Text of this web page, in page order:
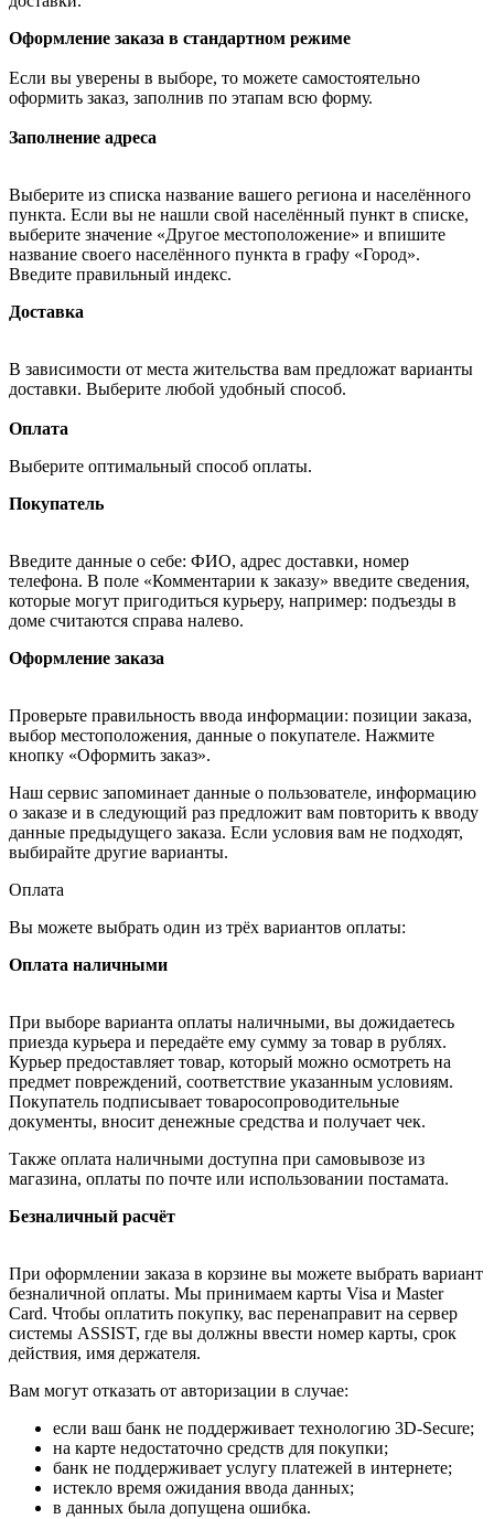
Оформление заказа в стандартном режиме
Если вы уверены в выборе, то можете самостоятельно
оформить заказ, заполнив по этапам всю форму.
Заполнение адреса
Выберите из списка название вашего региона и населённого
пункта. Если вы не нашли свой населённый пункт в списке,
выберите значение «Другое местоположение» и впишите
название своего населённого пункта в графу «Город».
Введите правильный индекс.
Доставка
В зависимости от места жительства вам предложат варианты
доставки. Выберите любой удобный способ.
Оплата
Выберите оптимальный способ оплаты.
Покупатель
Введите данные о себе: ФИО, адрес доставки, номер
телефона. В поле «Комментарии к заказу» введите сведения,
которые могут пригодиться курьеру, например: подъезды в
доме считаются справа налево.
Оформление заказа
Проверьте правильность ввода информации: позиции заказа,
выбор местоположения, данные о покупателе. Нажмите
кнопку «Оформить заказ».
Наш сервис запоминает данные о пользователе, информацию
о заказе и в следующий раз предложит вам повторить к вводу
данные предыдущего заказа. Если условия вам не подходят,
выбирайте другие варианты.
Оплата
Вы можете выбрать один из трёх вариантов оплаты:
Оплата наличными
При выборе варианта оплаты наличными, вы дожидаетесь
приезда курьера и передаёте ему сумму за товар в рублях.
Курьер предоставляет товар, который можно осмотреть на
предмет повреждений, соответствие указанным условиям.
Покупатель подписывает товаросопроводительные
документы, вносит денежные средства и получает чек.
Также оплата наличными доступна при самовывозе из
магазина, оплаты по почте или использовании постамата.
Безналичный расчёт
При оформлении заказа в корзине вы можете выбрать вариант
безналичной оплаты. Мы принимаем карты Visa и Master
Card. Чтобы оплатить покупку, вас перенаправит на сервер
системы ASSIST, где вы должны ввести номер карты, срок
действия, имя держателя.
Вам могут отказать от авторизации в случае:
если ваш банк не поддерживает технологию 3D-Secure;
на карте недостаточно средств для покупки;
банк не поддерживает услугу платежей в интернете;
истекло время ожидания ввода данных;
в данных была допущена ошибка.